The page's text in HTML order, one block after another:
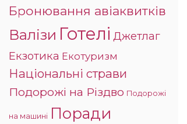
Бронювання авіаквитків
Валізи Готелі Джетлаг
Екзотика Екотуризм
Національні страви
Подорожі на Різдво Подорожі
на машині Поради